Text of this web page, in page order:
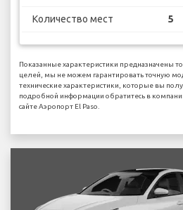
Количество мест 5
Показанные характеристики предназначены
целей, мы не можем гарантировать точную
технические характеристики, которые вы
подробной информации обратитесь в
сайте Аэропорт El Paso.